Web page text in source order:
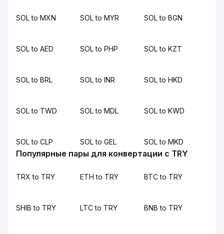
SOL to MXN SOL to MYR SOL to BGN
SOL to AED SOL to PHP SOL to KZT
SOL to BRL SOL to INR SOL to HKD
SOL to TWD SOL to MDL SOL to KWD
SOL to CLP SOL to GEL SOL to MKD
Популярные пары для конвертации с TRY
TRX to TRY ETH to TRY BTC to TRY
SHIB to TRY LTC to TRY BNB to TRY